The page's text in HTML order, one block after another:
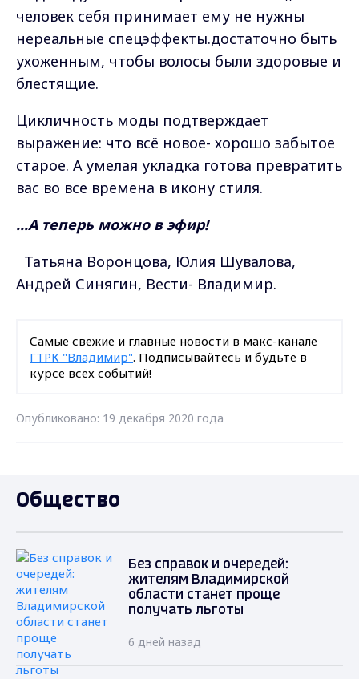
человек себя принимает ему не нужны
нереальные спецэффекты.достаточно быть
ухоженным, чтобы волосы были здоровые и
блестящие.
Цикличность моды подтверждает
выражение: что всё новое- хорошо забытое
старое. А умелая укладка готова превратить
вас во все времена в икону стиля.
...А теперь можно в эфир!
Татьяна Воронцова, Юлия Шувалова,
Андрей Синягин, Вести- Владимир.
Самые свежие и главные новости в макс-канале
ГТРК "Владимир". Подписывайтесь и будьте в
курсе всех событий!
Опубликовано: 19 декабря 2020 года
Общество
Без справок и очередей:
жителям Владимирской
области станет проще
получать льготы
6 дней назад